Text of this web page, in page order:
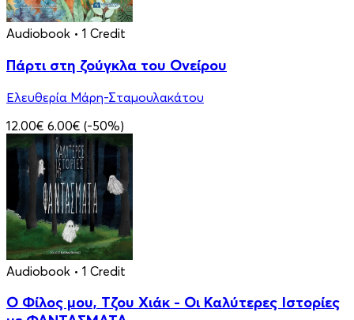
Audiobook • 1 Credit
Πάρτι στη ζούγκλα του Ονείρου
Ελευθερία Μάρη-Σταμουλακάτου
12.00€ 6.00€ (-50%)
Audiobook • 1 Credit
Ο Φίλος μου, Τζου Χιάκ - Οι Καλύτερες Ιστορίες